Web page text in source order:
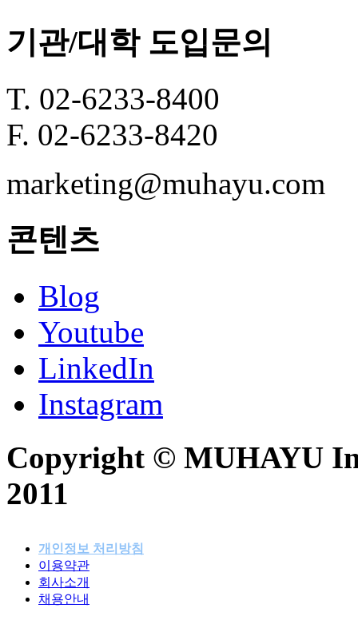
기관/대학 도입문의
T. 02-6233-8400
F. 02-6233-8420
marketing@muhayu.com
콘텐츠
Blog
Youtube
LinkedIn
Instagram
Copyright © MUHAYU
2011
개인정보 처리방침
이용약관
회사소개
채용안내